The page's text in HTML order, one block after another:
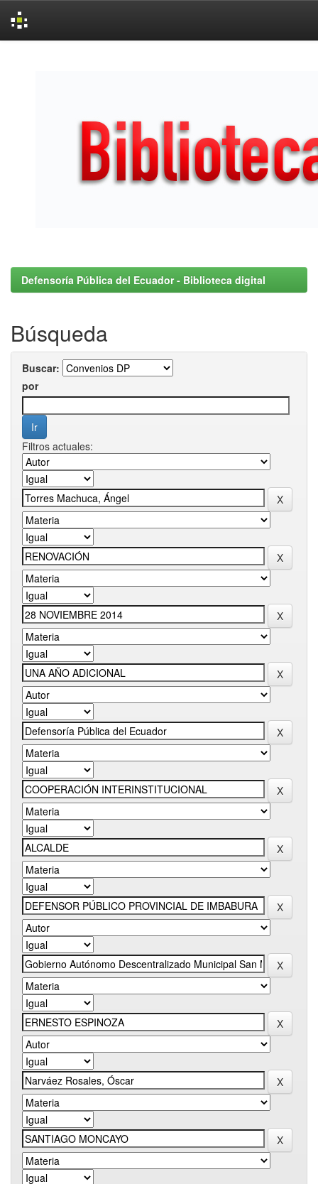
Defensoría Pública del Ecuador - Biblioteca digital
Búsqueda
Buscar:
por
Filtros actuales: